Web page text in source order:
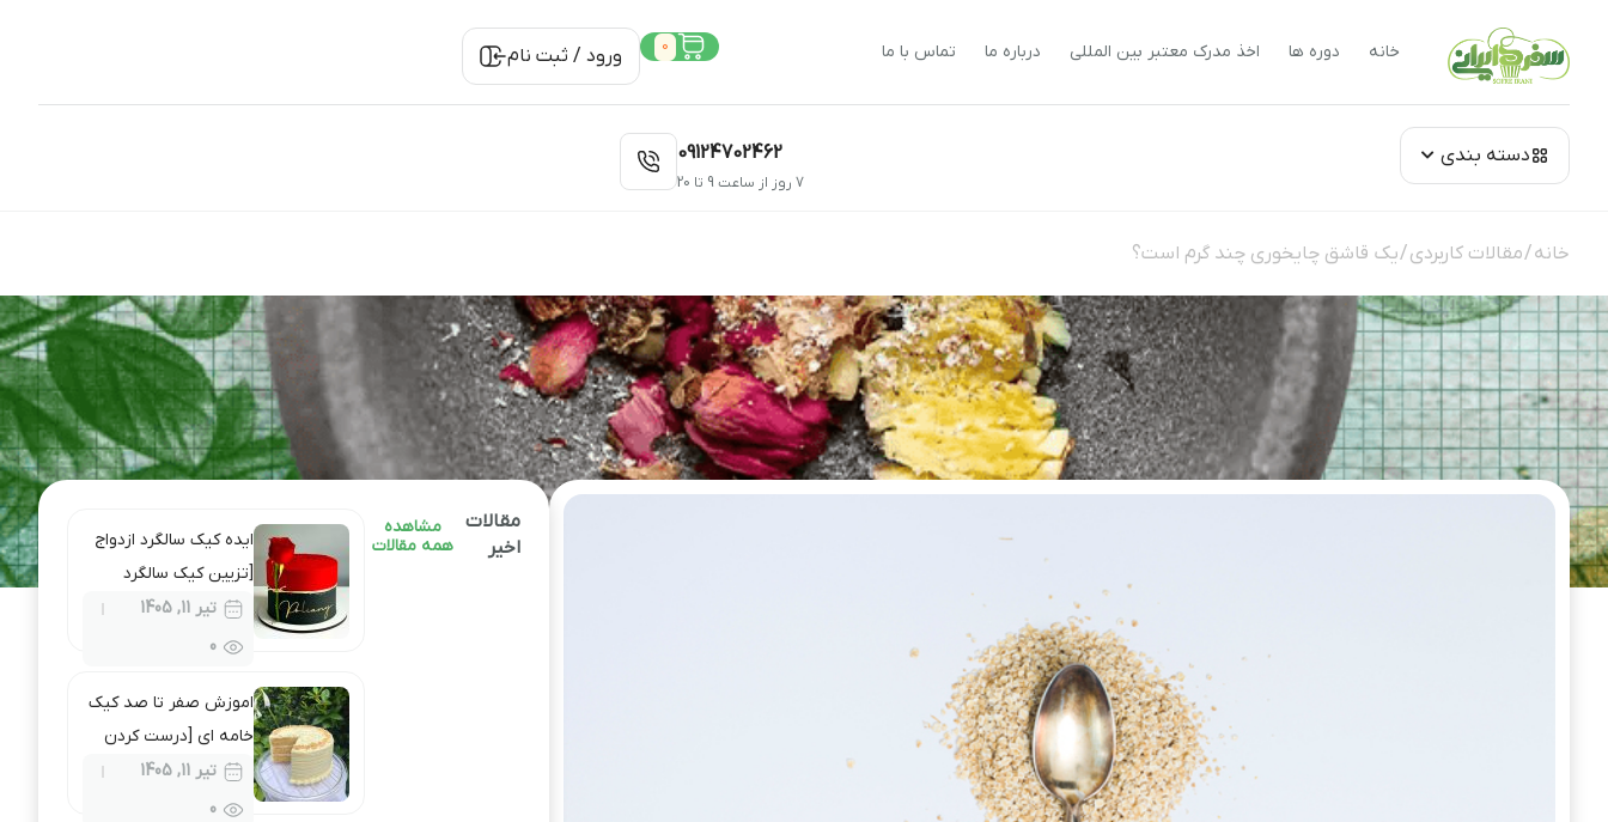
خانه دوره ها اخذ مدرک معتبر بین المللی درباره ما تماس با ما 0 ورود / ثبت نام
دسته بندی 09124702462
7 روز از ساعت 9 تا 20
خانه/مقالات کاربردی/ یک قاشق چایخوری چند گرم است؟
مقالات
اخیر
مشاهده
همه مقالات
ایده کیک سالگرد ازدواج
[تزیین کیک سالگرد
ازدواج در منزل + نکات]
تیر 11, 1405
0
اموزش صفر تا صد کیک
خامه ای [درست كردن
کیک خامه ای در خانه
ساده و شیک]
تیر 11, 1405
0